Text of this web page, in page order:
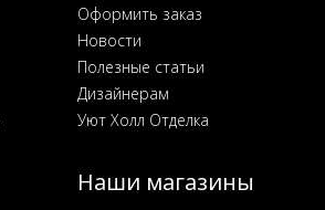
Оформить заказ
Новости
Полезные статьи
Дизайнерам
Уют Холл Отделка
Наши магазины